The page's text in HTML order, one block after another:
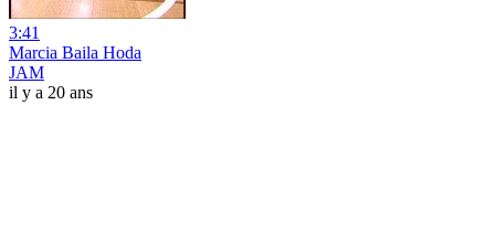
3:41
Marcia Baila Hoda
JAM
il y a 20 ans